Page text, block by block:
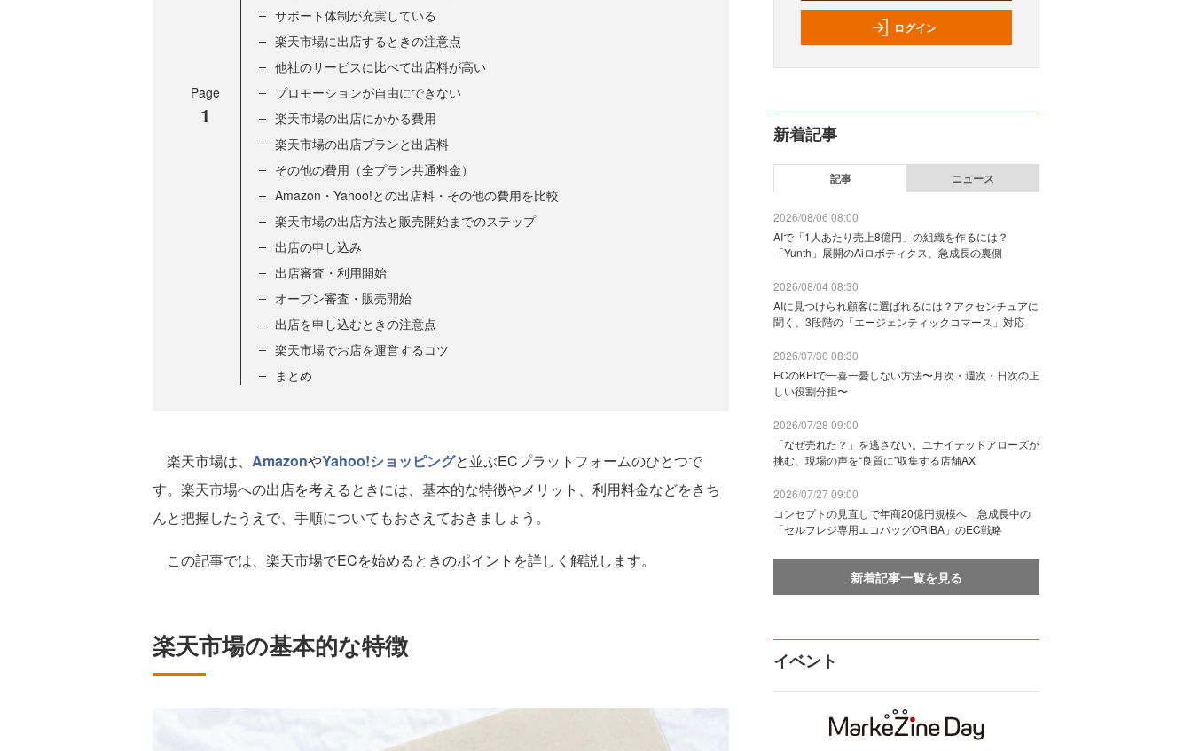
Page
1
サポート体制が充実している
楽天市場に出店するときの注意点
他社のサービスに比べて出店料が高い
プロモーションが自由にできない
楽天市場の出店にかかる費用
楽天市場の出店プランと出店料
その他の費用（全プラン共通料金）
Amazon・Yahoo!との出店料・その他の費用を比較
楽天市場の出店方法と販売開始までのステップ
出店の申し込み
出店審査・利用開始
オープン審査・販売開始
出店を申し込むときの注意点
楽天市場でお店を運営するコツ
まとめ
楽天市場は、 AmazonやYahoo!ショッピングと並ぶECプラットフォームのひとつで
す。楽天市場への出店を考えるときには、基本的な特徴やメリット、利用料金などをきち
んと把握したうえで、手順についてもおさえておきましょう。
この記事では、楽天市場でECを始めるときのポイントを詳しく解説します。
楽天市場の基本的な特徴
ログイン
新着記事
記事 ニュース
2026/08/06 08:00
AIで「1人あたり売上8億円」の組織を作るには？
「Yunth」展開のAiロボティクス、急成長の裏側
2026/08/04 08:30
AIに見つけられ顧客に選ばれるには？アクセンチュアに
聞く、3段階の「エージェンティックコマース」対応
2026/07/30 08:30
ECのKPIで一喜一憂しない方法〜月次・週次・日次の正
しい役割分担〜
2026/07/28 09:00
「なぜ売れた？」を逃さない。ユナイテッドアローズが
挑む、現場の声を“良質に”収集する店舗AX
2026/07/27 09:00
コンセプトの見直しで年商20億円規模へ 急成長中の
「セルフレジ専用エコバッグORIBA」のEC戦略
新着記事一覧を見る
イベント